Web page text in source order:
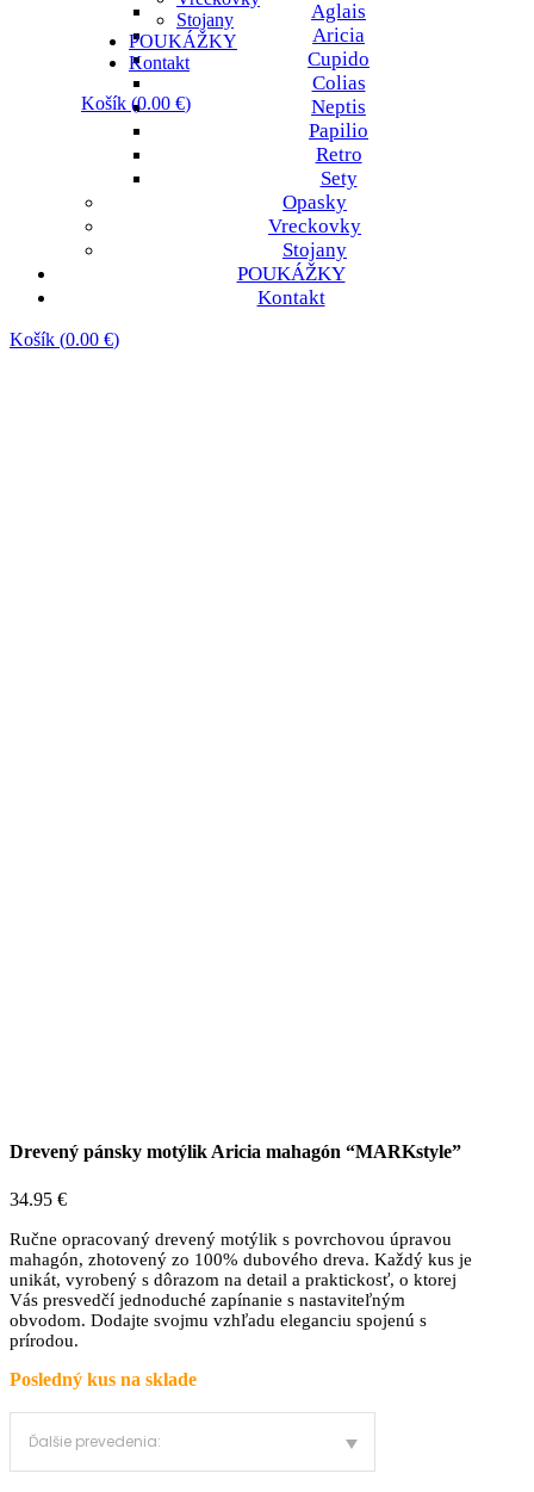
Stojany
POUKÁŽKY
Kontakt
Košík (0.00 €)
Aglais
Aricia
Cupido
Colias
Neptis
Papilio
Retro
Sety
Opasky
Vreckovky
Stojany
POUKÁŽKY
Kontakt
Košík (0.00 €)
Drevený pánsky motýlik Aricia mahagón “MARKstyle”
34.95 €
Ručne opracovaný drevený motýlik s povrchovou úpravou
mahagón, zhotovený zo 100% dubového dreva. Každý kus je
unikát, vyrobený s dôrazom na detail a praktickosť, o ktorej
Vás presvedčí jednoduché zapínanie s nastaviteľným
obvodom. Dodajte svojmu vzhľadu eleganciu spojenú s
prírodou.
Posledný kus na sklade